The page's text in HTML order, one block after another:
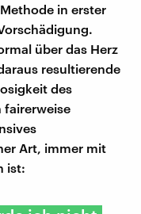
in erster
über das Herz
resultierende
des
fairerweise
Art, immer mit
ist: